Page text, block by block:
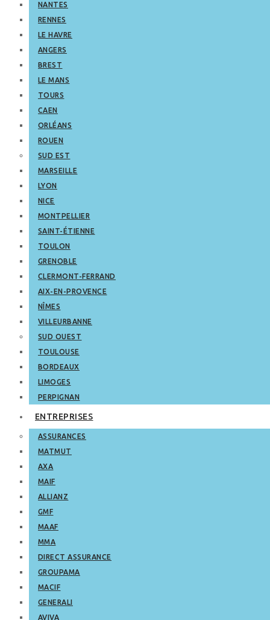
NANTES
RENNES
LE HAVRE
ANGERS
BREST
LE MANS
TOURS
CAEN
ORLÉANS
ROUEN
SUD EST
MARSEILLE
LYON
NICE
MONTPELLIER
SAINT-ÉTIENNE
TOULON
GRENOBLE
CLERMONT-FERRAND
AIX-EN-PROVENCE
NÎMES
VILLEURBANNE
SUD OUEST
TOULOUSE
BORDEAUX
LIMOGES
PERPIGNAN
ENTREPRISES
ASSURANCES
MATMUT
AXA
MAIF
ALLIANZ
GMF
MAAF
MMA
DIRECT ASSURANCE
GROUPAMA
MACIF
GENERALI
AVIVA